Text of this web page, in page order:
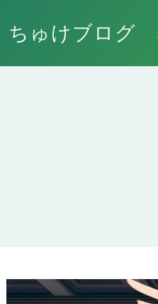
ちゅけブログ